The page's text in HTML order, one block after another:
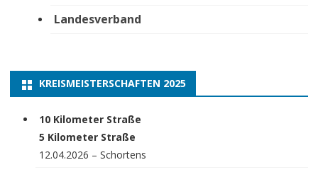
Landesverband
KREISMEISTERSCHAFTEN 2025
10 Kilometer Straße
5 Kilometer Straße
12.04.2026 – Schortens